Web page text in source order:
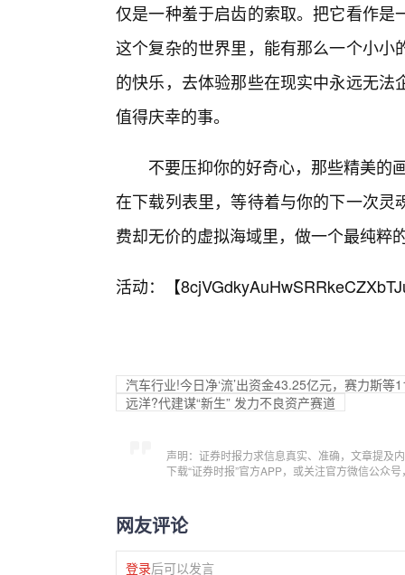
仅是一种羞于启齿的索取。把它看作
这个复杂的世界里，能有那么一个小
的快乐，去体验那些在现实中永远无
值得庆幸的事。
不要压抑你的好奇心，那些精美的
在下载列表里，等待着与你的下一次
费却无价的虚拟海域里，做一个最纯粹
活动：【
汽车行业!今日净‘流’出资金43.25亿元，赛力斯等
远洋?代建谋“新生” 发力不良资产赛道
声明：证券时报力求信息真实、准确，文章提及
下载“证券时报”官方APP，或关注官方微信公众
网友评论
登录后可以发言